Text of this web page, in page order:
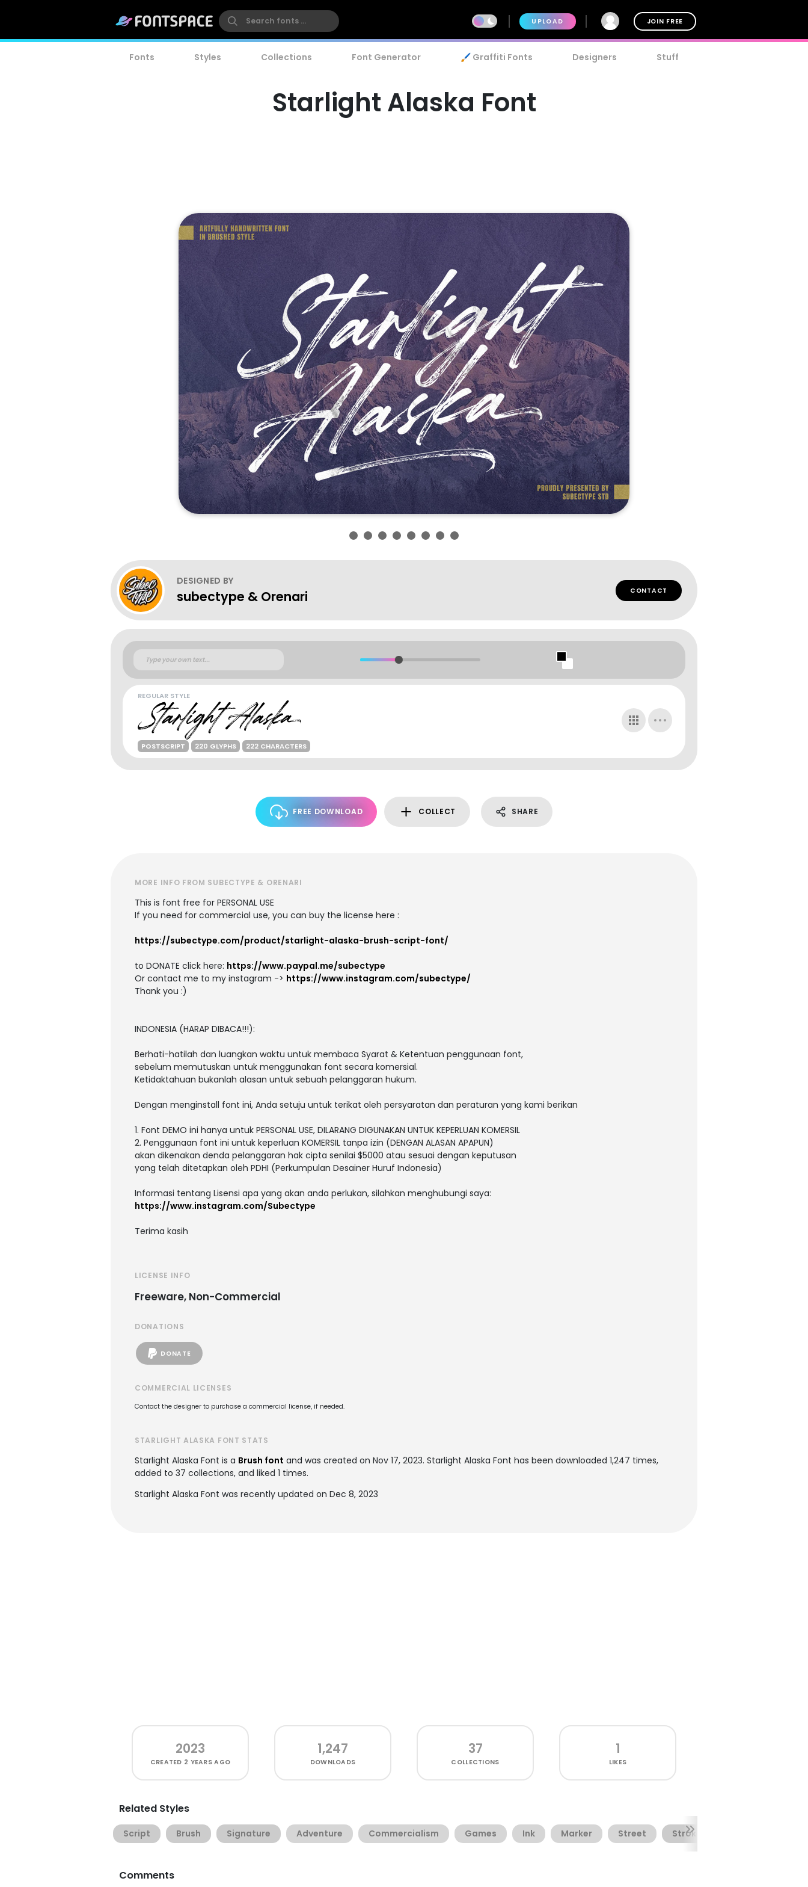
UPLOAD JOIN FREE
Fonts Styles Collections Font Generator 🖌️ Graffiti Fonts Designers Stuff
Starlight Alaska Font
DESIGNED BY
subectype & Orenari CONTACT
REGULAR STYLE
POSTSCRIPT 220 GLYPHS 222 CHARACTERS
FREE DOWNLOAD COLLECT SHARE
MORE INFO FROM SUBECTYPE & ORENARI
This is font free for PERSONAL USE
If you need for commercial use, you can buy the license here :
https://subectype.com/product/starlight-alaska-brush-script-font/
to DONATE click here: https://www.paypal.me/subectype
Or contact me to my instagram -> https://www.instagram.com/subectype/
Thank you :)
INDONESIA (HARAP DIBACA!!!):
Berhati-hatilah dan luangkan waktu untuk membaca Syarat & Ketentuan penggunaan font,
sebelum memutuskan untuk menggunakan font secara komersial.
Ketidaktahuan bukanlah alasan untuk sebuah pelanggaran hukum.
Dengan menginstall font ini, Anda setuju untuk terikat oleh persyaratan dan peraturan yang kami berikan
1. Font DEMO ini hanya untuk PERSONAL USE, DILARANG DIGUNAKAN UNTUK KEPERLUAN KOMERSIL
2. Penggunaan font ini untuk keperluan KOMERSIL tanpa izin (DENGAN ALASAN APAPUN)
akan dikenakan denda pelanggaran hak cipta senilai $5000 atau sesuai dengan keputusan
yang telah ditetapkan oleh PDHI (Perkumpulan Desainer Huruf Indonesia)
Informasi tentang Lisensi apa yang akan anda perlukan, silahkan menghubungi saya:
https://www.instagram.com/Subectype
Terima kasih
LICENSE INFO
Freeware, Non-Commercial
DONATIONS
DONATE
COMMERCIAL LICENSES
Contact the designer to purchase a commercial license, if needed.
STARLIGHT ALASKA FONT STATS
Starlight Alaska Font is a Brush font and was created on Nov 17, 2023. Starlight Alaska Font has been downloaded 1,247 times,
added to 37 collections, and liked 1 times.
Starlight Alaska Font was recently updated on Dec 8, 2023
2023
CREATED 2 YEARS AGO
1,247
DOWNLOADS
37
COLLECTIONS
1
LIKES
Related Styles
Script Brush Signature Adventure Commercialism Games Ink Marker Street Stroke
Comments